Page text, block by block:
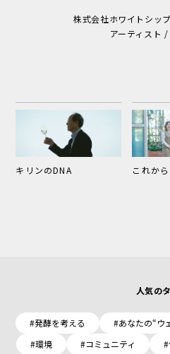
株式会社ホワイトシッ
アーティスト
キリンのDNA これか
人気の
#発酵を考える
#あなたの“ウ
#環境
#コミュニティ